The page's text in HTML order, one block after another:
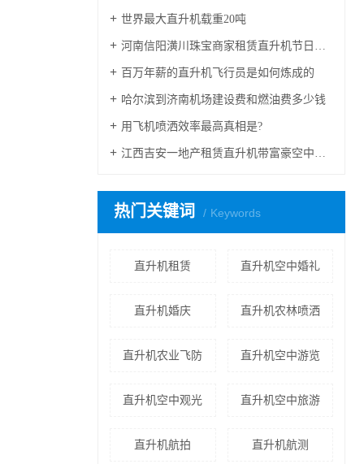
世界最大直升机载重20吨
河南信阳潢川珠宝商家租赁直升机节日庆典
百万年薪的直升机飞行员是如何炼成的
哈尔滨到济南机场建设费和燃油费多少钱
用飞机喷洒效率最高真相是?
江西吉安一地产租赁直升机带富豪空中看别墅
热门关键词 Keywords
直升机租赁 直升机空中婚礼
直升机婚庆 直升机农林喷洒
直升机农业飞防 直升机空中游览
直升机空中观光 直升机空中旅游
直升机航拍 直升机航测